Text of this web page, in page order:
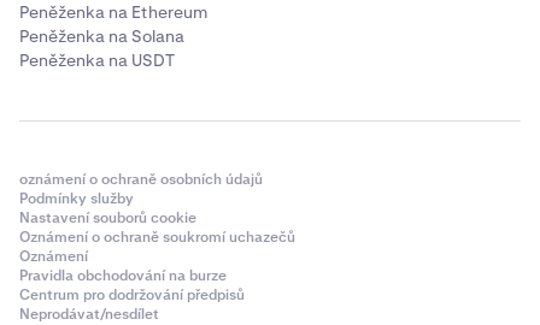
Peněženka na Ethereum
Peněženka na Solana
Peněženka na USDT
oznámení o ochraně osobních údajů
Podmínky služby
Nastavení souborů cookie
Oznámení o ochraně soukromí uchazečů
Oznámení
Pravidla obchodování na burze
Centrum pro dodržování předpisů
Neprodávat/nesdílet